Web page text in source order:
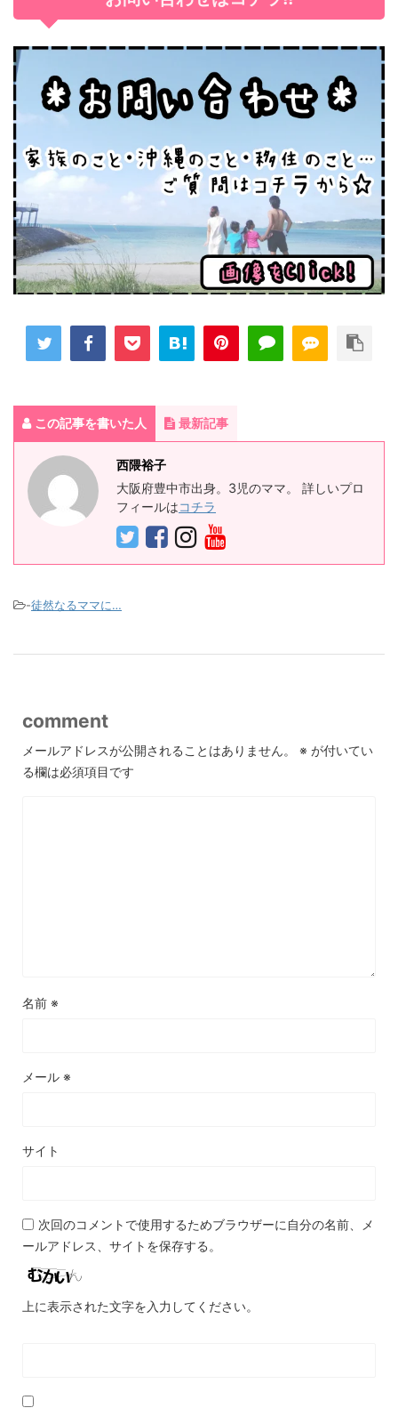
この記事を書いた人 最新記事
西隈裕子
大阪府豊中市出身。3児のママ。 詳しいプロ
フィールはコチラ
-徒然なるママに…
comment
メールアドレスが公開されることはありません。 ※ が付いてい
る欄は必須項目です
名前 ※
メール ※
サイト
次回のコメントで使用するためブラウザーに自分の名前、メ
ールアドレス、サイトを保存する。
上に表示された文字を入力してください。